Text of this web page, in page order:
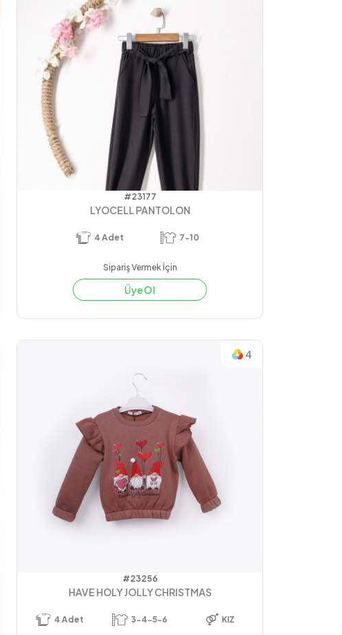
#23177
LYOCELL PANTOLON
4 Adet 7-10
Sipariş Vermek İçin
Üye Ol
4
#23256
HAVE HOLY JOLLY CHRISTMAS
4 Adet 3-4-5-6 KIZ